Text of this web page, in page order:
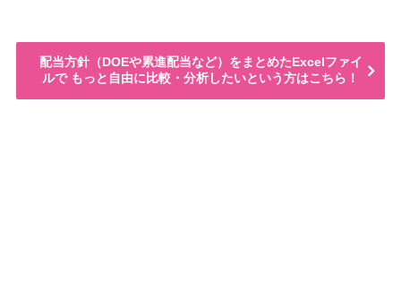
配当方針（DOEや累進配当など）をまとめたExcelファイ
ルで もっと自由に比較・分析したいという方はこちら！